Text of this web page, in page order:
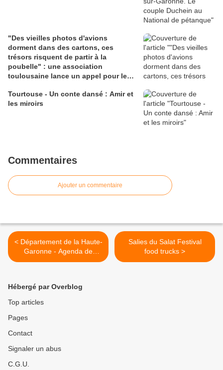
"Des vieilles photos d'avions
dorment dans des cartons, ces
trésors risquent de partir à la
poubelle" : une association
toulousaine lance un appel pour les
Tourtouse - Un conte dansé : Amir et
les miroirs
Commentaires
Ajouter un commentaire
< Département de la Haute-
Garonne - Agenda de
septembre 2022
Salies du Salat Festival
food trucks >
Hébergé par Overblog
Top articles
Pages
Contact
Signaler un abus
C.G.U.